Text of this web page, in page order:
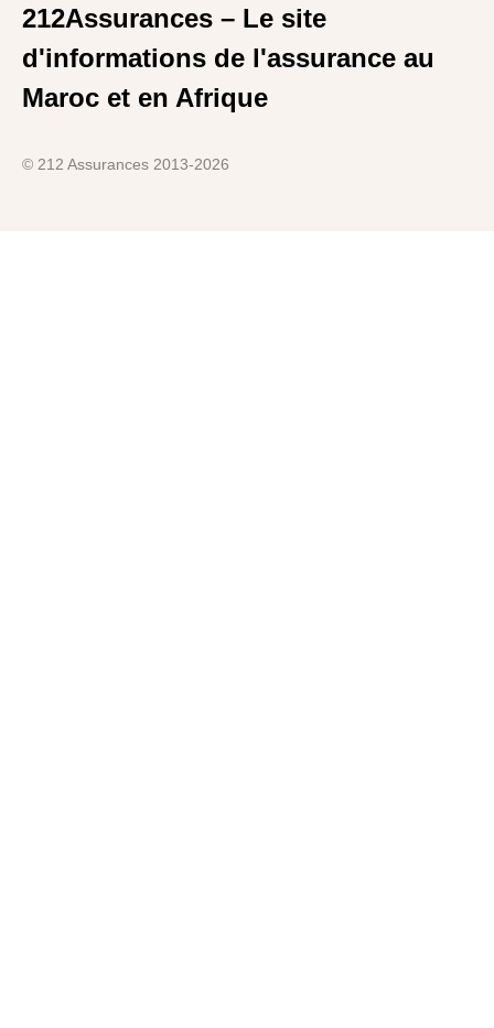
212Assurances – Le site
d'informations de l'assurance au
Maroc et en Afrique
© 212 Assurances 2013-2026